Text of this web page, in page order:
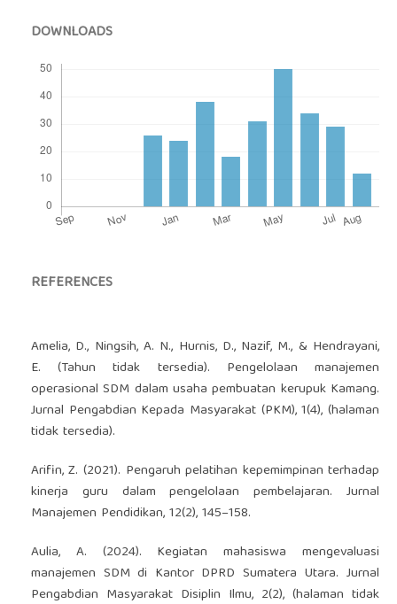
DOWNLOADS
REFERENCES
Amelia, D., Ningsih, A. N., Hurnis, D., Nazif, M., & Hendrayani,
E. (Tahun tidak tersedia). Pengelolaan manajemen
operasional SDM dalam usaha pembuatan kerupuk Kamang.
Jurnal Pengabdian Kepada Masyarakat (PKM), 1(4), (halaman
tidak tersedia).
Arifin, Z. (2021). Pengaruh pelatihan kepemimpinan terhadap
kinerja guru dalam pengelolaan pembelajaran. Jurnal
Manajemen Pendidikan, 12(2), 145–158.
Aulia, A. (2024). Kegiatan mahasiswa mengevaluasi
manajemen SDM di Kantor DPRD Sumatera Utara. Jurnal
Pengabdian Masyarakat Disiplin Ilmu, 2(2), (halaman tidak